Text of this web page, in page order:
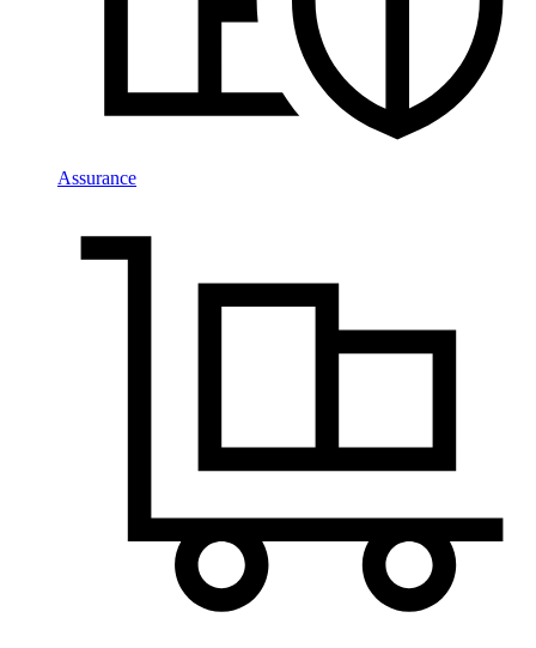
Assurance